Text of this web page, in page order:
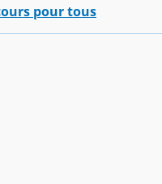
pour tous